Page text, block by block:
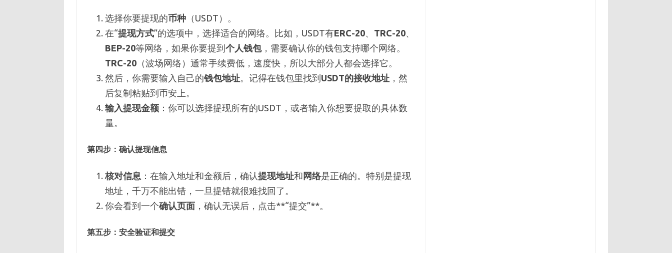
选择你要提现的币种（USDT）。
在“提现方式”的选项中，选择适合的网络。比如，USDT有ERC-20、 TRC-20、
BEP-20等网络，如果你要提到 个人钱包，需要确认你的钱包支持哪个网络。
TRC-20（波场网络）通常手续费低，速度快，所以大部分人都会选择它。
然后，你需要输入自己的钱包地址。记得在钱包里找到 USDT的接收地址，然
后复制粘贴到币安上。
输入提现金额：你可以选择提现所有的USDT，或者输入你想要提取的具体数
量。
第四步： 确认提现信息
核对信息 ：在输入地址和金额后，确认提现地址和 网络是正确的。特别是提现
地址，千万不能出错，一旦提错就很难找回了。
你会看到一个确认页面，确认无误后，点击**“提交”**。
第五步： 安全验证和提交